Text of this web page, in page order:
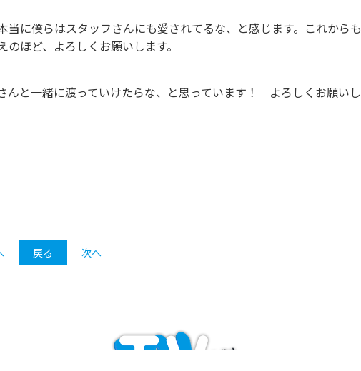
に僕らはスタッフさんにも愛されてるな、と感じます。これからも
ほど、よろしくお願いします。
んと一緒に渡っていけたらな、と思っています！ よろしくお願いし
戻る 次へ